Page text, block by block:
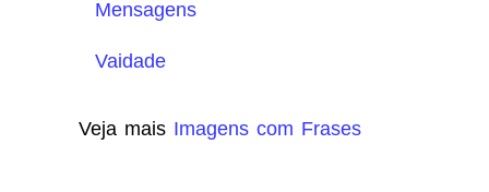
Mensagens
Vaidade
Veja mais Imagens com Frases